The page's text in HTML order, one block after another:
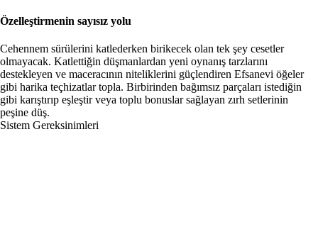
Özelleştirmenin sayısız yolu
Cehennem sürülerini katlederken birikecek olan tek şey cesetler
olmayacak. Katlettiğin düşmanlardan yeni oynanış tarzlarını
destekleyen ve maceracının niteliklerini güçlendiren Efsanevi öğeler
gibi harika teçhizatlar topla. Birbirinden bağımsız parçaları istediğin
gibi karıştırıp eşleştir veya toplu bonuslar sağlayan zırh setlerinin
peşine düş.
Sistem Gereksinimleri